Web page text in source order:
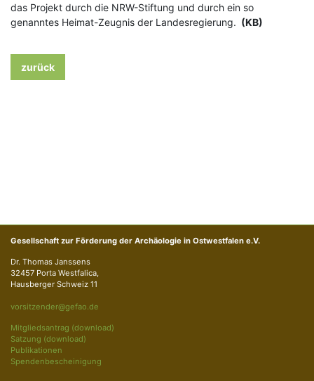
das Projekt durch die NRW-Stiftung und durch ein so
genanntes Heimat-Zeugnis der Landesregierung. (KB)
zurück
Gesellschaft zur Förderung der Archäologie in Ostwestfalen e.V.
Dr. Thomas Janssens
32457 Porta Westfalica,
Hausberger Schweiz 11
vorsitzender@gefao.de
Mitgliedsantrag (download)
Satzung (download)
Publikationen
Spendenbescheinigung